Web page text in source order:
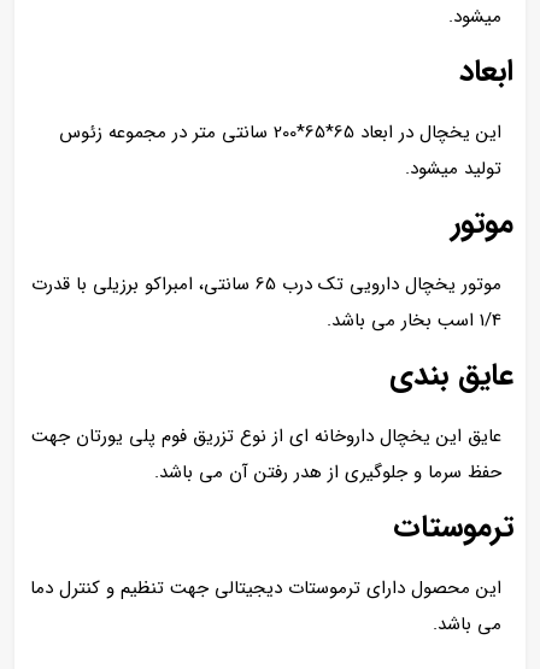
میشود.
ابعاد
این یخچال در ابعاد 65*65*200 سانتی متر در مجموعه زئوس
تولید میشود.
موتور
موتور یخچال دارویی تک درب 65 سانتی، امبراکو برزیلی با قدرت
1/4 اسب بخار می باشد.
عایق بندی
عایق این یخچال داروخانه ای از نوع تزریق فوم پلی یورتان جهت
حفظ سرما و جلوگیری از هدر رفتن آن می باشد.
ترموستات
این محصول دارای ترموستات دیجیتالی جهت تنظیم و کنترل دما
می باشد.